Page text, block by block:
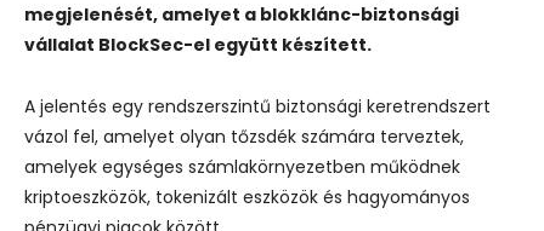
megjelenését, amelyet a blokklánc-biztonsági
vállalat BlockSec-el együtt készített.
A jelentés egy rendszerszintű biztonsági keretrendszert
vázol fel, amelyet olyan tőzsdék számára terveztek,
amelyek egységes számlakörnyezetben működnek
kriptoeszközök, tokenizált eszközök és hagyományos